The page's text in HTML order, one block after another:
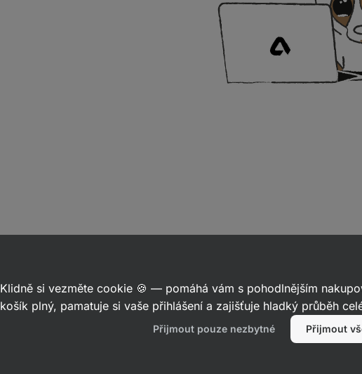
Klidně si vezměte cookie 🍪 — pomáhá vám s pohodlnějším
košík plný, pamatuje si vaše přihlášení a zajišťuje hladký průběh
Přijmout pouze nezbytné Přijmout